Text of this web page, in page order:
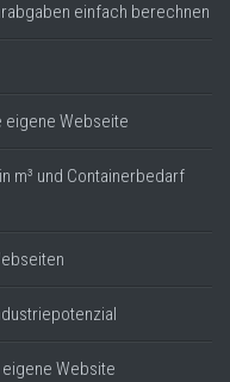
einfach berechnen
eigene Webseite
m³ und Containerbedarf
Website